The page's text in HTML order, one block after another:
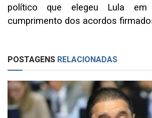
político que elegeu Lula
cumprimento dos acordos
POSTAGENS RELACIONADAS